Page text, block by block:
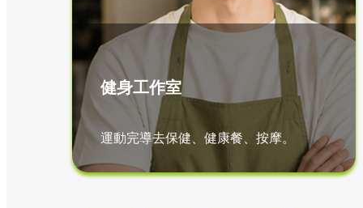
健身工作室
運動完導去保健、健康餐、按摩。